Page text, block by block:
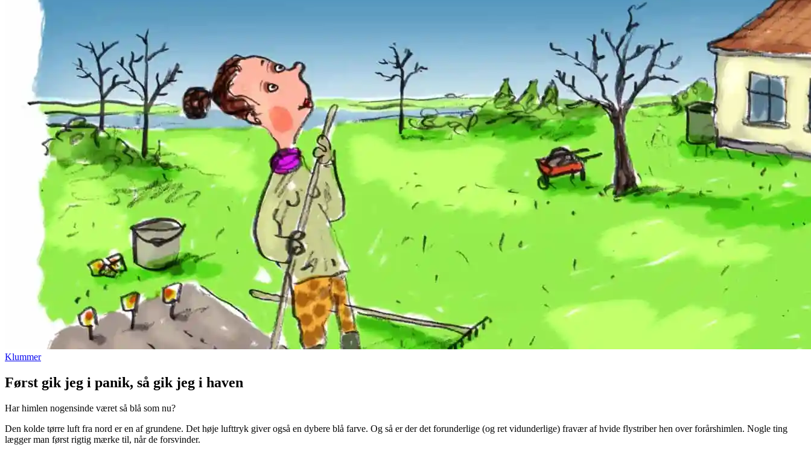
Klummer
Først gik jeg i panik, så gik jeg i haven
Har himlen nogensinde været så blå som nu?
Den kolde tørre luft fra nord er en af grundene. Det høje lufttryk giver også en dybere blå farve. Og så er der det forunderlige (og ret vidunderlige) fravær af hvide flystriber hen over forårshimlen. Nogle ting
lægger man først rigtig mærke til, når de forsvinder.